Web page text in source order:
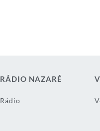
RÁDIO NAZARÉ
Rádio